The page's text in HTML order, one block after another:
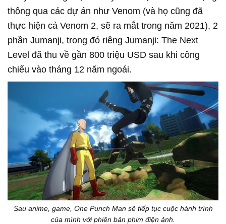
thông qua các dự án như Venom (và họ cũng đã
thực hiện cả Venom 2, sẽ ra mắt trong năm 2021), 2
phần Jumanji, trong đó riêng Jumanji: The Next
Level đã thu về gần 800 triệu USD sau khi công
chiếu vào tháng 12 năm ngoái.
Sau anime, game, One Punch Man sẽ tiếp tục cuộc hành trình
của mình với phiên bản phim điện ảnh.